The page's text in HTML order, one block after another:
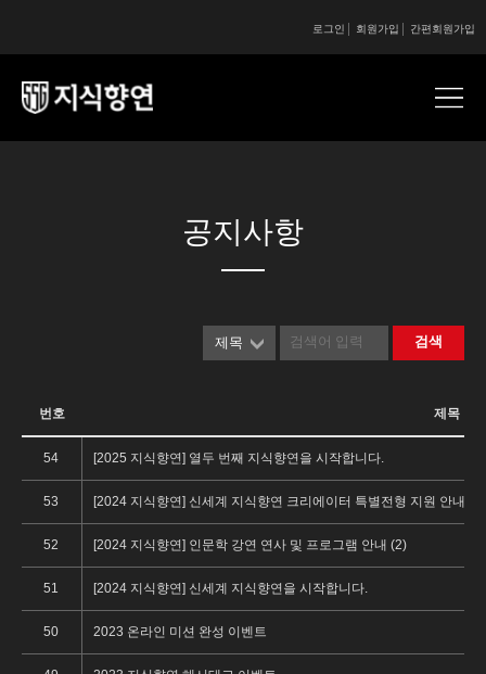
간편회원가입
회원가입
로그인
공지사항
제목 검색
번호 제목
54 [2025 지식향연] 열두 번째 지식향연을 시작합니다.
53 [2024 지식향연] 신세계 지식향연 크리에이터 특별전형 지원 안내 (1)
52 [2024 지식향연] 인문학 강연 연사 및 프로그램 안내 (2)
51 [2024 지식향연] 신세계 지식향연을 시작합니다.
50 2023 온라인 미션 완성 이벤트